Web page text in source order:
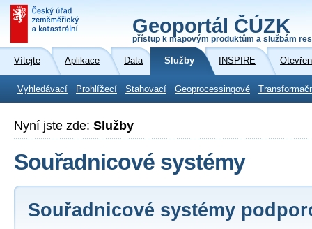
Geoportál ČÚZK
přístup k mapovým produktům a službám
Vítejte Aplikace Data Služby INSPIRE
Vyhledávací Prohlížecí Stahovací Geoprocessingové
Nyní jste zde: Služby
Souřadnicové systémy
Souřadnicové systémy